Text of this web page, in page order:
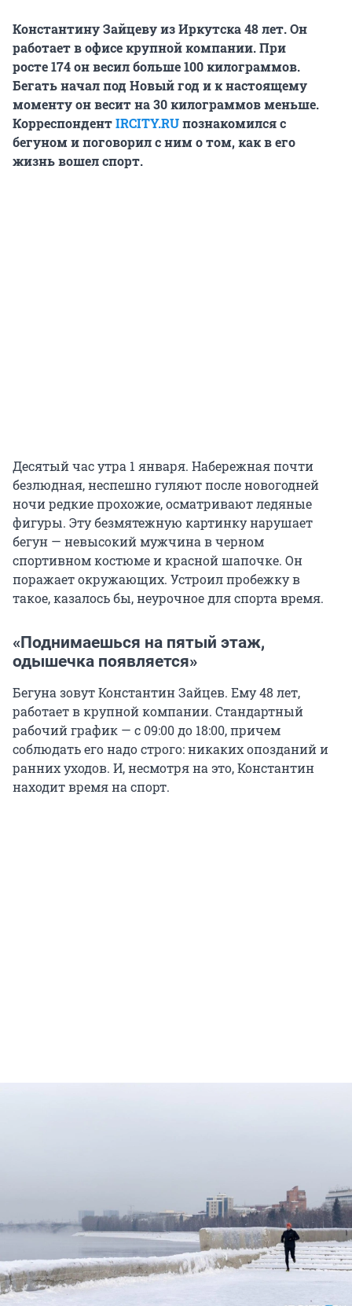
Константину Зайцеву из Иркутска 48 лет. Он
работает в офисе крупной компании. При
росте 174он весил больше100 килограммов.
Бегать начал под Новый год и к настоящему
моменту он весит на30 килограммовменьше.
КорреспондентIRCITY.RUпознакомился с
бегуном и поговорил с ним о том, как в его
жизнь вошел спорт.
Десятый час утра 1 января. Набережная почти
безлюдная, неспешно гуляют после новогодней
ночи редкие прохожие, осматривают ледяные
фигуры. Эту безмятежную картинку нарушает
бегун — невысокий мужчина в черном
спортивном костюме и красной шапочке. Он
поражает окружающих. Устроил пробежку в
такое, казалось бы, неурочное для спорта время.
«Поднимаешься на пятый этаж,
одышечка появляется»
Бегуна зовут Константин Зайцев. Ему48 лет,
работает в крупной компании. Стандартный
рабочий график — с 09:00 до 18:00, причем
соблюдать его надо строго: никаких опозданий и
ранних уходов. И, несмотря на это, Константин
находит время на спорт.